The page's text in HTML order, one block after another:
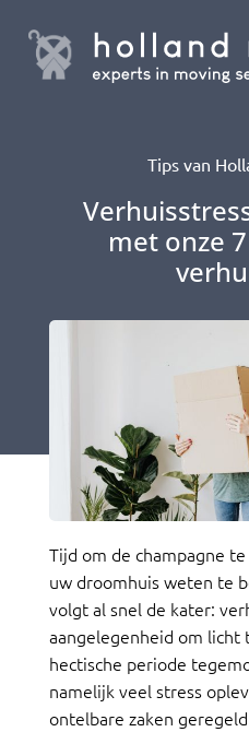
Tips van
met onze
Tijd om de champagne
uw droomhuis weten te
volgt al snel de kater:
aangelegenheid om licht
hectische periode
namelijk veel stress
ontelbare zaken